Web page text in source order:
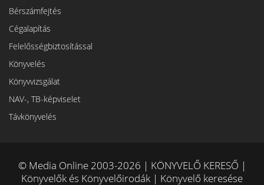
Bérszámfejtés
Cégalapítás
Felelősségbiztosítással
Könyvelés
Könyvvizsgálat
NAV-, TB-képviselet
Távkönyvelés
© Media Online 2003-2026 | KÖNYVELŐ KERESŐ |
Könyvelők és Könyvelőirodák | Könyvelő keresése